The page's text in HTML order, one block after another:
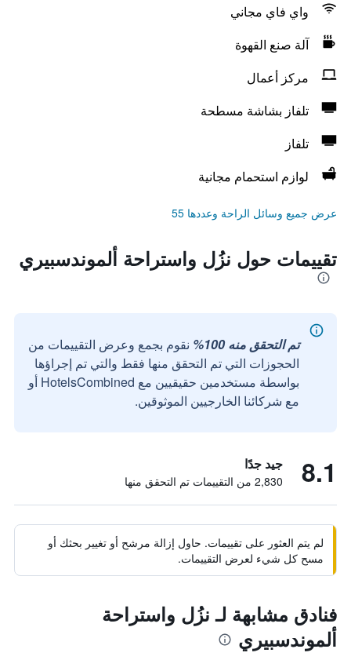
واي فاي مجاني
آلة صنع القهوة
مركز أعمال
تلفاز بشاشة مسطحة
تلفاز
لوازم استحمام مجانية
عرض جميع وسائل الراحة وعددها 55
تقييمات حول نزُل واستراحة ألموندسبيري
تم التحقق منه 100%
نقوم بجمع وعرض التقييمات من
الحجوزات التي تم التحقق منها فقط والتي تم إجراؤها
بواسطة مستخدمين حقيقيين مع HotelsCombined أو
مع شركائنا الخارجيين الموثوقين.
8.1 جيد جدًا
2,830 من التقييمات تم التحقق منها
لم يتم العثور على تقييمات. حاول إزالة مرشح أو تغيير بحثك أو
مسح كل شيء لعرض التقييمات.
فنادق مشابهة لـ نزُل واستراحة
ألموندسبيري